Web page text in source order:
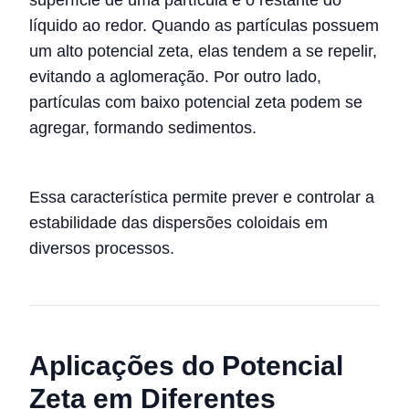
líquido ao redor. Quando as partículas possuem
um alto potencial zeta, elas tendem a se repelir,
evitando a aglomeração. Por outro lado,
partículas com baixo potencial zeta podem se
agregar, formando sedimentos.
Essa característica permite prever e controlar a
estabilidade das dispersões coloidais em
diversos processos.
Aplicações do Potencial
Zeta em Diferentes